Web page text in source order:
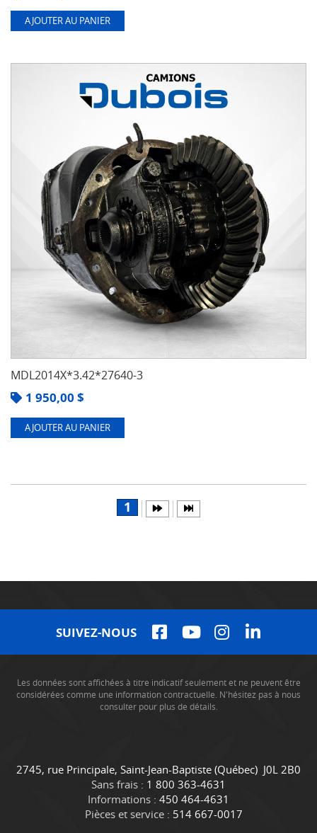
AJOUTER AU PANIER
MDL2014X*3.42*27640-3
1 950,00 $
AJOUTER AU PANIER
1
SUIVEZ-NOUS
Les données sont affichées à titre indicatif seulement et ne peuvent être
considérées comme une information contractuelle. N'hésitez pas à nous
consulter pour plus de détails.
C
o
n
t
C
a
m
i
2745, rue Principale, Saint-Jean-Baptiste (Québec) J0L 2B0
Sans frais : 1 800 363-4631
Informations : 450 464-4631
Pièces et service : 514 667-0017